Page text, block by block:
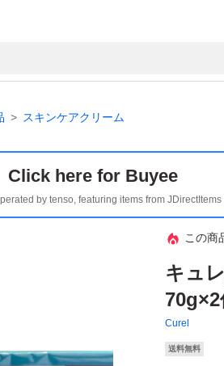
スキンケアクリーム
Click here for Buyee
by tenso, featuring items from
この商
キュ
70g×2
Curel
送料無料